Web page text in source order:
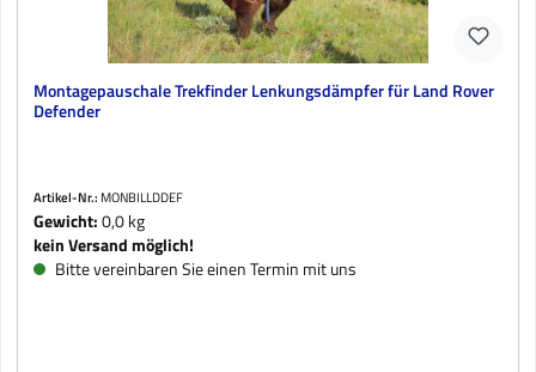
Montagepauschale Trekfinder Lenkungsdämpfer für Land Rover
Defender
Artikel-Nr.: MONBILLDDEF
Gewicht:0,0 kg
kein Versand möglich!
Bitte vereinbaren Sie einen Termin mit uns